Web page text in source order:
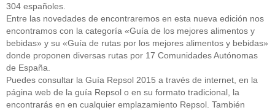
304 españoles.
Entre las novedades de encontraremos en esta nueva edición nos
encontramos con la categoría «Guía de los mejores alimentos y
bebidas» y su «Guía de rutas por los mejores alimentos y bebidas»
donde proponen diversas rutas por 17 Comunidades Autónomas
de España.
Puedes consultar la Guía Repsol 2015 a través de internet, en la
página web de la guía Repsol o en su formato tradicional, la
encontrarás en en cualquier emplazamiento Repsol. También